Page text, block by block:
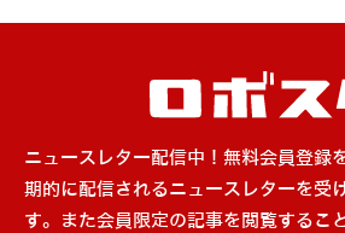
ニュースレター配信中！無料会員登録
期的に配信されるニュースレターを受
す。また会員限定の記事を閲覧するこ